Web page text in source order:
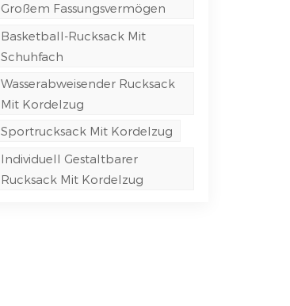
Großem Fassungsvermögen
Basketball-Rucksack Mit
Schuhfach
Wasserabweisender Rucksack
Mit Kordelzug
Sportrucksack Mit Kordelzug
Individuell Gestaltbarer
Rucksack Mit Kordelzug